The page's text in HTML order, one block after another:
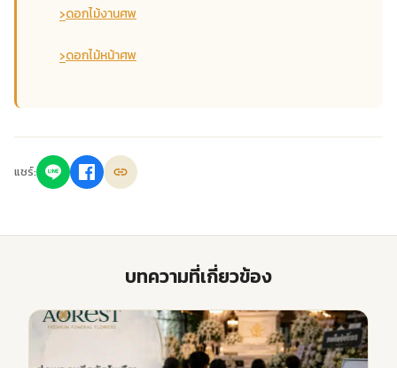
›ดอกไม้งานศพ
›ดอกไม้หน้าศพ
แชร์:
บทความที่เกี่ยวข้อง